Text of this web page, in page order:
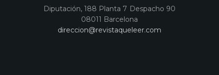
Diputación, 188 Planta 7 Despacho 90
08011 Barcelona
direccion@revistaqueleer.com